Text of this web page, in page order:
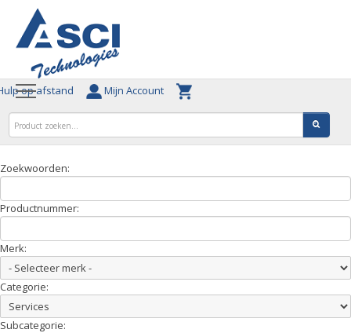
op afstand Mijn Account
Zoekwoorden:
Productnummer:
Merk:
Categorie:
Subcategorie: